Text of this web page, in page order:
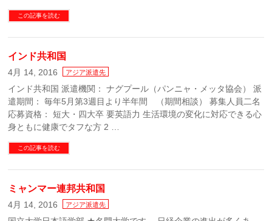
この記事を読む
インド共和国
4月 14, 2016 アジア派遣先
インド共和国 派遣機関： ナグプール（パンニャ・メッタ協会） 派
遣期間： 毎年5月第3週目より半年間 （期間相談） 募集人員二名
応募資格： 短大・四大卒 要英語力 生活環境の変化に対応できる心
身ともに健康でタフな方 2 …
この記事を読む
ミャンマー連邦共和国
4月 14, 2016 アジア派遣先